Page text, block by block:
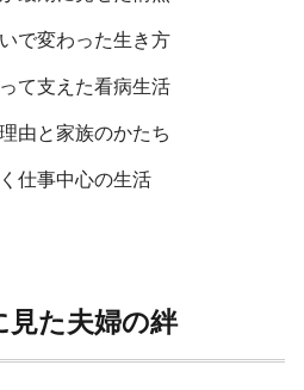
で変わった生き方
て支えた看病生活
由と家族のかたち
仕事中心の生活
見た夫婦の絆